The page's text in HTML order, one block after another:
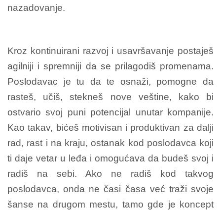
nazadovanje.
Kroz kontinuirani razvoj i usavršavanje postaješ
agilniji i spremniji da se prilagodiš promenama.
Poslodavac je tu da te osnaži, pomogne da
rasteš, učiš, stekneš nove veštine, kako bi
ostvario svoj puni potencijal unutar kompanije.
Kao takav, bićeš motivisan i produktivan za dalji
rad, rast i na kraju, ostanak kod poslodavca koji
ti daje vetar u leđa i omogućava da budeš svoj i
radiš na sebi. Ako ne radiš kod takvog
poslodavca, onda ne časi časa već traži svoje
šanse na drugom mestu, tamo gde je koncept